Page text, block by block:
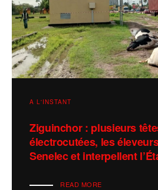
A L'INSTANT
Sécurité alimentaire : le
débloque plus de 7,2
faire face à la période de
READ MORE